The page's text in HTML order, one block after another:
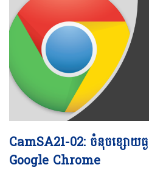
CamSA21-02: ចំនុចខ្សោយធ្ងន់
Google Chrome